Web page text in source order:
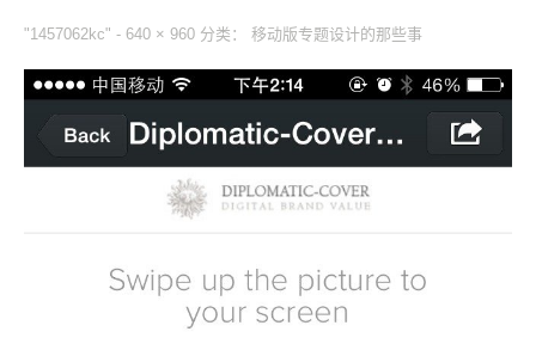
"1457062kc" - 640 × 960 分类： 移动版专题设计的那些事